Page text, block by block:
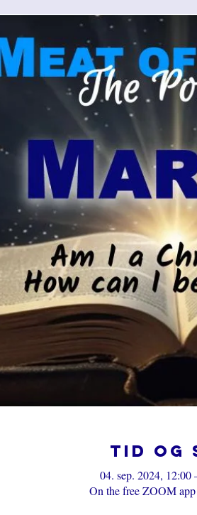
Tid og
04. sep. 2024,
On the free ZOOM